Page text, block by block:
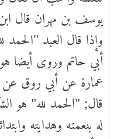
يوسف بن مهران قال
وإذا قال العبد
أبي حاتم وروى أيضا
عمارة عن أبي روق
قال; "الحمد لله" هو
له بنعمته وهدايته